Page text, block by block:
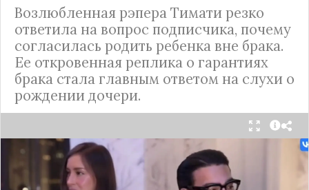
Возлюбленная рэпера Тимати резко
ответила на вопрос подписчика, почему
согласилась родить ребенка вне брака.
Ее откровенная реплика о гарантиях
брака стала главным ответом на слухи о
рождении дочери.
Валентина Иванова, избранница рэпера Тимати,
публично ответила на бестактный вопрос о
своем решении родить ребенка вне